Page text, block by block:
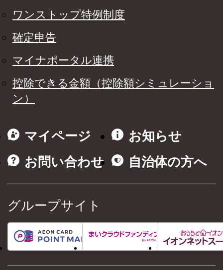
ワンストップ特例制度
確定申告
マイナポータル連携
控除できる金額（控除額シミュレーショ
ン）
マイページ
お知らせ
お問い合わせ
自治体の方へ
グループサイト